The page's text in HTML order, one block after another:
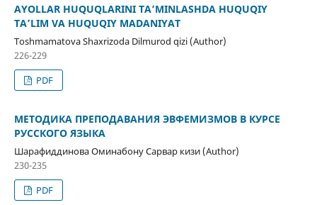
AYOLLAR HUQUQLARINI TA’MINLASHDA HUQUQIY
TA’LIM VA HUQUQIY MADANIYAT
Toshmamatova Shaxrizoda Dilmurod qizi (Author)
226-229
PDF
МЕТОДИКА ПРЕПОДАВАНИЯ ЭВФЕМИЗМОВ В КУРСЕ
РУССКОГО ЯЗЫКА
Шарафиддинова Оминабону Сарвар кизи (Author)
230-235
PDF